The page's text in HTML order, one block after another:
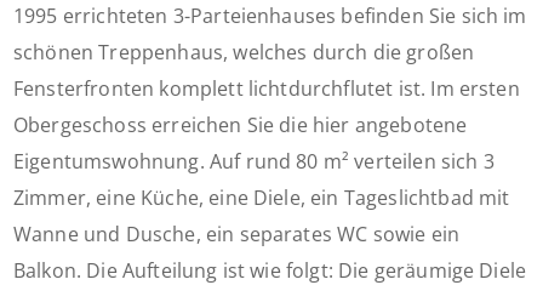
1995 errichteten 3-Parteienhauses befinden Sie sich im
schönen Treppenhaus, welches durch die großen
Fensterfronten komplett lichtdurchflutet ist. Im ersten
Obergeschoss erreichen Sie die hier angebotene
Eigentumswohnung. Auf rund 80 m² verteilen sich 3
Zimmer, eine Küche, eine Diele, ein Tageslichtbad mit
Wanne und Dusche, ein separates WC sowie ein
Balkon. Die Aufteilung ist wie folgt: Die geräumige Diele